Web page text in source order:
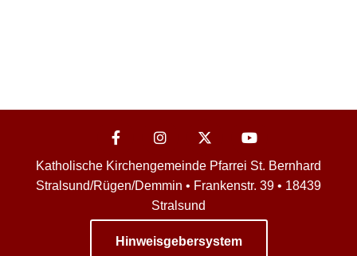
Katholische Kirchengemeinde Pfarrei St. Bernhard
Stralsund/Rügen/Demmin • Frankenstr. 39 • 18439
Stralsund
Hinweisgebersystem